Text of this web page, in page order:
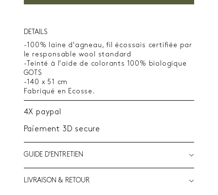
DETAILS
-100% laine d'agneau, fil écossais certifiée par
le responsable wool standard
-Teinté à l'aide de colorants 100% biologique
GOTS
-140 x 51 cm
Fabriqué en Ecosse.
4X paypal
Paiement 3D secure
GUIDE D'ENTRETIEN
LIVRAISON & RETOUR